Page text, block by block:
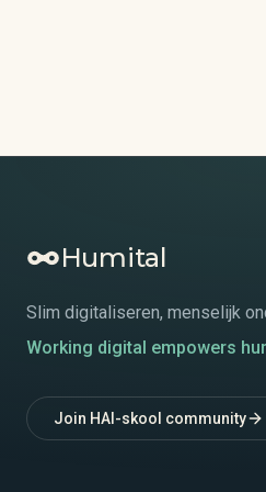
Humital
Slim digitaliseren, menselijk
Working digital empowers
Join HAI-skool community